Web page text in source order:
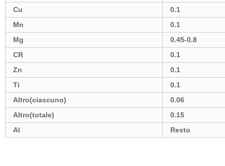
Cu
0.1
Mn
0.1
Mg
0.45-0.8
CR
0.1
Zn
0.1
Ti
0.1
Altro(ciascuno)
0.06
Altro(totale)
0.15
Al
Resto